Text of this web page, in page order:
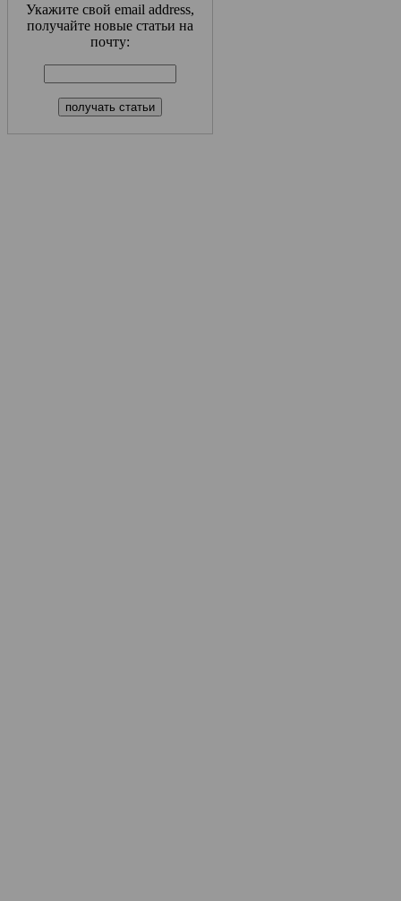
Укажите свой email address,
получайте новые статьи на
почту: